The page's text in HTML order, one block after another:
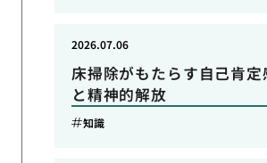
床掃除がもたらす自己肯定
と精神的解放
2026.07.06
知識